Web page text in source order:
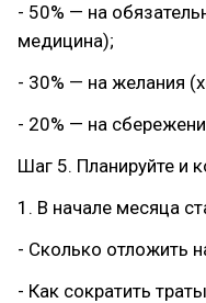
- 50% — на
медицина);
- 30% — на желания
- 20% — на
Шаг 5. Планируйте и
1. В начале месяца
- Сколько отложить
- Как сократить